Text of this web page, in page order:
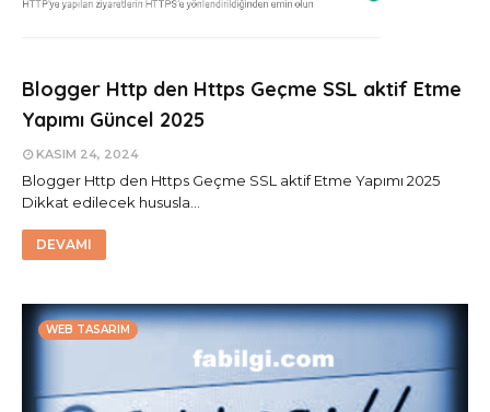
Blogger Http den Https Geçme SSL aktif Etme
Yapımı Güncel 2025
KASIM 24, 2024
Blogger Http den Https Geçme SSL aktif Etme Yapımı 2025
Dikkat edilecek hususla…
DEVAMI
WEB TASARIM